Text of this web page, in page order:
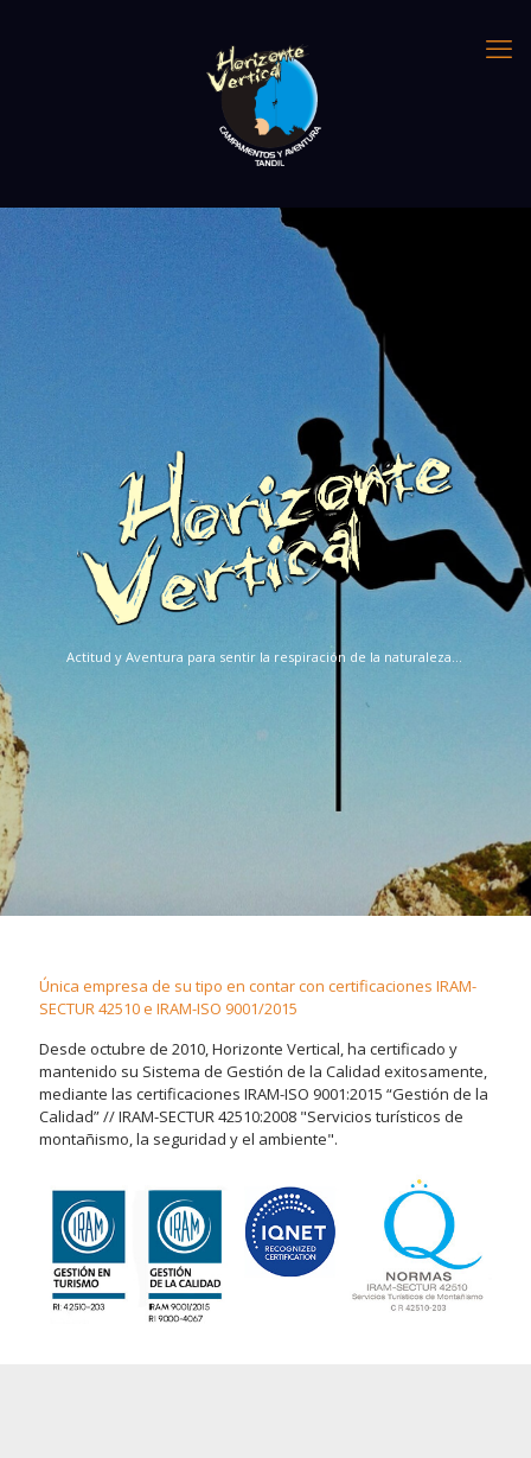
Actitud y Aventura para sentir la respiración de la naturaleza...
Única empresa de su tipo en contar con certificaciones IRAM-
SECTUR 42510 e IRAM-ISO 9001/2015
Desde octubre de 2010, Horizonte Vertical, ha certificado y
mantenido su Sistema de Gestión de la Calidad exitosamente,
mediante las certificaciones IRAM-ISO 9001:2015 “Gestión de la
Calidad” // IRAM-SECTUR 42510:2008 "Servicios turísticos de
montañismo, la seguridad y el ambiente".